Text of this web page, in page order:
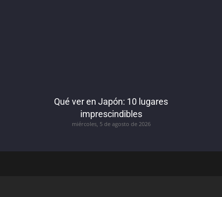
Qué ver en Japón: 10 lugares
imprescindibles
miércoles, 5 de agosto de 2026